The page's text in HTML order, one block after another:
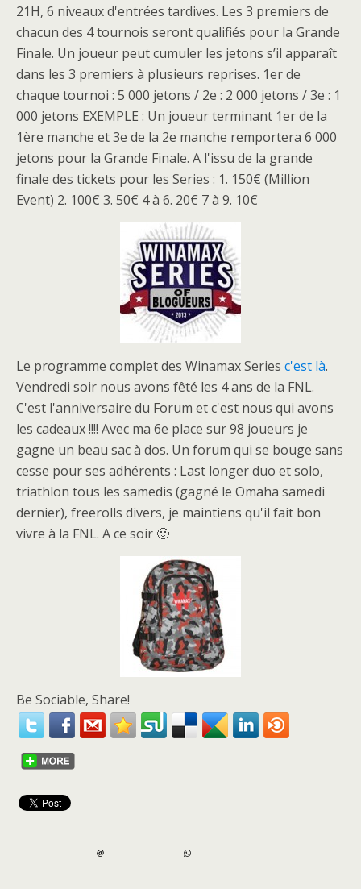
21H, 6 niveaux d'entrées tardives. Les 3 premiers de
chacun des 4 tournois seront qualifiés pour la Grande
Finale. Un joueur peut cumuler les jetons s’il apparaît
dans les 3 premiers à plusieurs reprises. 1er de
chaque tournoi : 5 000 jetons / 2e : 2 000 jetons / 3e : 1
000 jetons EXEMPLE : Un joueur terminant 1er de la
1ère manche et 3e de la 2e manche remportera 6 000
jetons pour la Grande Finale. A l'issu de la grande
finale des tickets pour les Series : 1. 150€ (Million
Event) 2. 100€ 3. 50€ 4 à 6. 20€ 7 à 9. 10€
Le programme complet des Winamax Series c'est là.
Vendredi soir nous avons fêté les 4 ans de la FNL.
C'est l'anniversaire du Forum et c'est nous qui avons
les cadeaux !!!! Avec ma 6e place sur 98 joueurs je
gagne un beau sac à dos. Un forum qui se bouge sans
cesse pour ses adhérents : Last longer duo et solo,
triathlon tous les samedis (gagné le Omaha samedi
dernier), freerolls divers, je maintiens qu'il fait bon
vivre à la FNL. A ce soir 🙂
Be Sociable, Share!